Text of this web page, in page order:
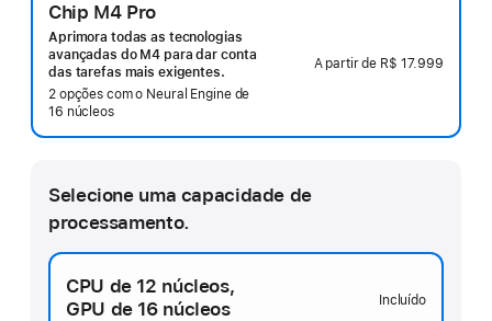
Chip M4 Pro
Aprimora todas as tecnologias
avançadas do M4 para dar conta
das tarefas mais exigentes.
2 opções com o Neural Engine de
16 núcleos
A partir de R$ 17.999
Selecione uma capacidade de
processamento.
CPU de 12 núcleos,
GPU de 16 núcleos
Incluído